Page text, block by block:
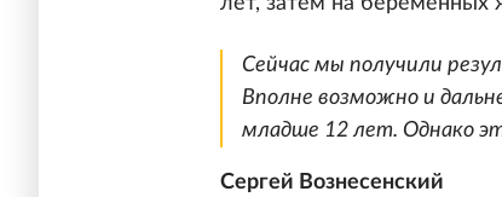
Сейчас мы получили
Вполне возможно и
младше 12 лет. Однако
Сергей Вознесенский